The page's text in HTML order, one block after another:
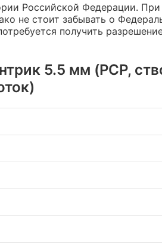
Российской Федерации.
не стоит забывать о
получить
5.5 мм (PCP,